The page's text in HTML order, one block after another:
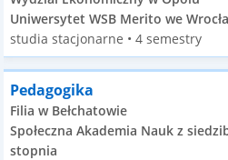
Uniwersytet WSB Merito we
studia stacjonarne • 4 semestry
Pedagogika
Filia w Bełchatowie
Społeczna Akademia Nauk z
stopnia